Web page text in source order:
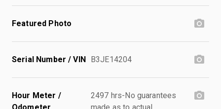
Featured Photo
Serial Number / VIN B3JE14204
Hour Meter /
2497 hrs-No guarantees